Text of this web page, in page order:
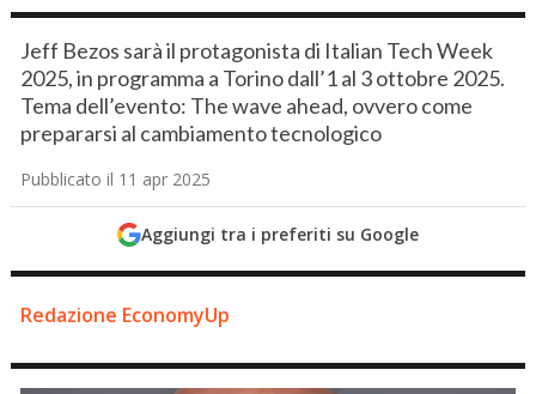
Jeff Bezos sarà il protagonista di Italian Tech Week
2025, in programma a Torino dall’1 al 3 ottobre 2025.
Tema dell’evento: The wave ahead, ovvero come
prepararsi al cambiamento tecnologico
Pubblicato il 11 apr 2025
Aggiungi tra i preferiti su Google
Redazione EconomyUp